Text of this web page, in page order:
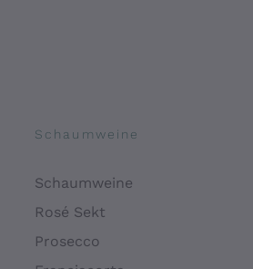
Schaumweine
Schaumweine
Rosé Sekt
Prosecco